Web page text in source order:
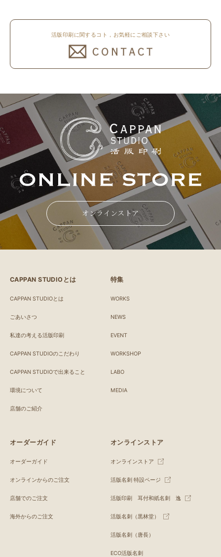
活版印刷に関するコト，お気軽にご相談下さい
オンラインストア
CAPPAN STUDIOとは
CAPPAN STUDIOとは
ごあいさつ
私達の考える活版印刷
CAPPAN STUDIOのこだわり
CAPPAN STUDIOで出来ること
環境について
店舗のご紹介
特集
WORKS
NEWS
EVENT
WORKSHOP
LABO
MEDIA
オーダーガイド
オーダーガイド
オンラインからのご注文
店舗でのご注文
海外からのご注文
オンラインストア
オンラインストア
活版名刺 特設ページ
活版印刷 耳付和紙名刺 逸
活版名刺（黒林堂）
活版名刺（唐長）
ECO活版名刺